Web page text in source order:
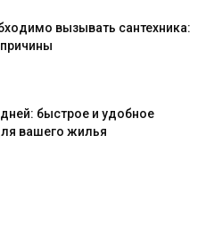
вызывать сантехника:
быстрое и удобное
вашего жилья